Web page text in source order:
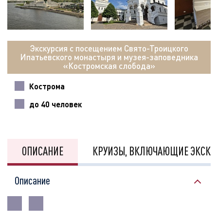
Экскурсия с посещением Свято-Троицкого
Ипатьевского монастыря и музея-заповедника
«Костромская слобода»
Кострома
до 40 человек
ОПИСАНИЕ КРУИЗЫ, ВКЛЮЧАЮЩИЕ
Описание